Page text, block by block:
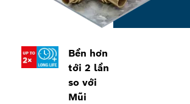
Bền hơn
tới 2 lần
so với
Mũi